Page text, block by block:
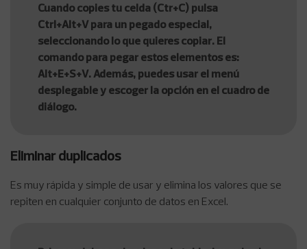
Cuando copies tu celda (Ctr+C) pulsa
Ctrl+Alt+V para un pegado especial,
seleccionando lo que quieres copiar. El
comando para pegar estos elementos es:
Alt+E+S+V. Además, puedes usar el menú
desplegable y escoger la opción en el cuadro de
diálogo.
Eliminar duplicados
Es muy rápida y simple de usar y elimina los valores que se
repiten en cualquier conjunto de datos en Excel.